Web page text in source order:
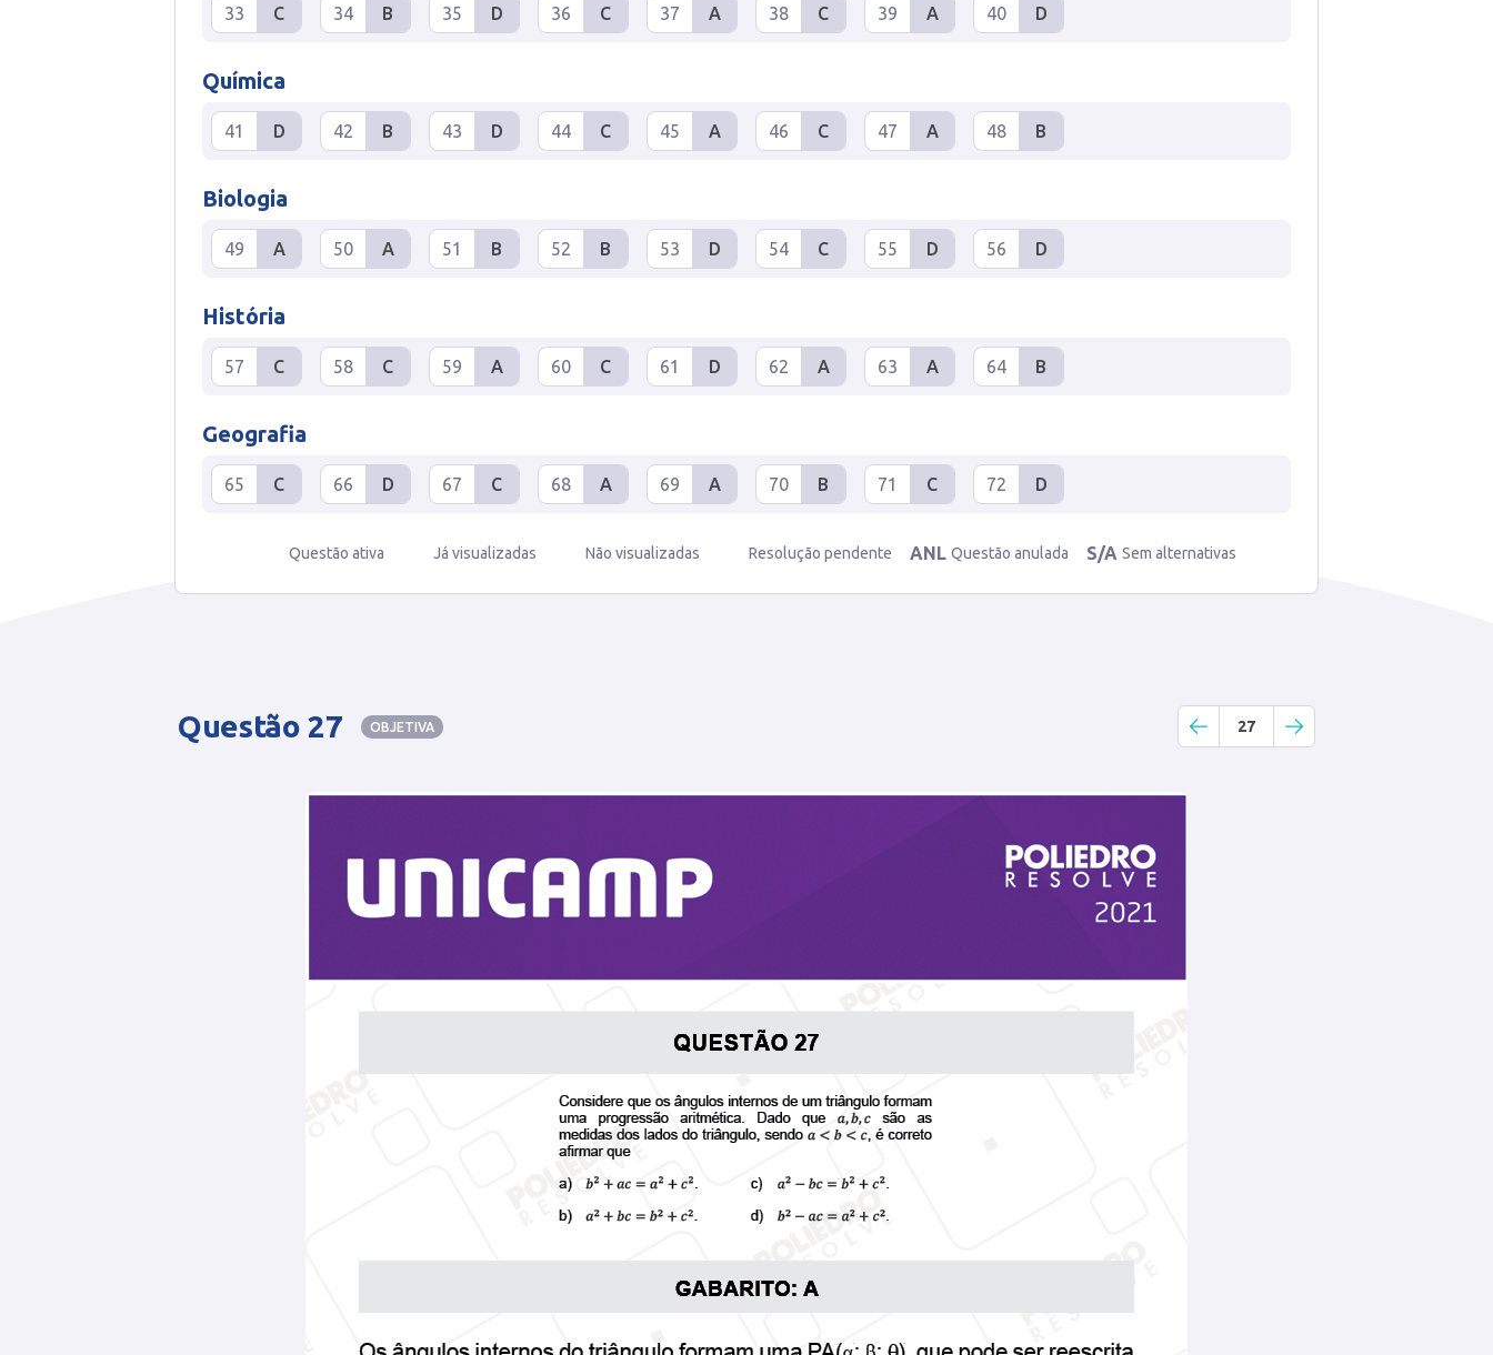
33 C 34 B 35 D 36 C 37 A 38 C 39 A 40 D
Química
41 D 42 B 43 D 44 C 45 A 46 C 47 A 48 B
Biologia
49 A 50 A 51 B 52 B 53 D 54 C 55 D 56 D
História
57 C 58 C 59 A 60 C 61 D 62 A 63 A 64 B
Geografia
65 C 66 D 67 C 68 A 69 A 70 B 71 C 72 D
Questão ativa Já visualizadas Não visualizadas Resolução pendente ANL Questão anulada S/A Sem alternativas
Questão 27 OBJETIVA 27